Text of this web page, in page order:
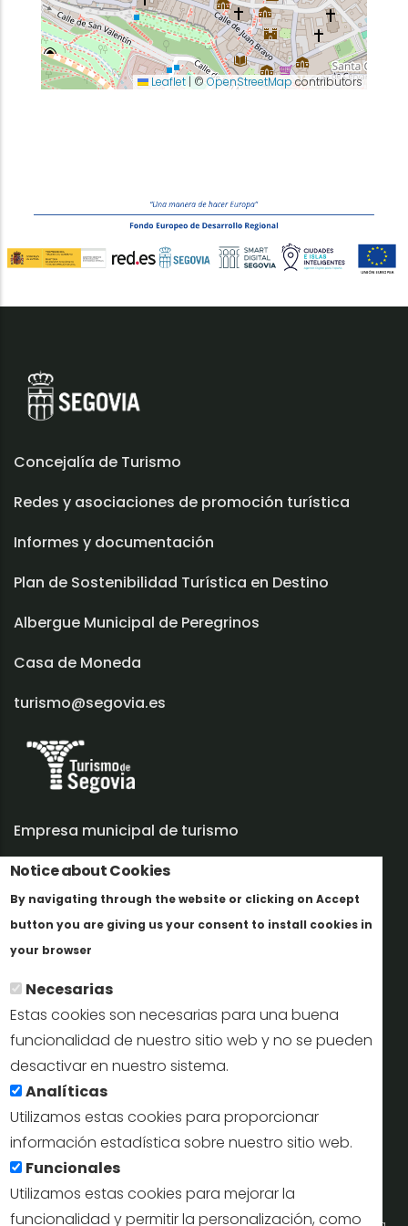
Notice about Cookies
By navigating through the website or clicking on Accept
button you are giving us your consent to install cookies in
your browser
Necesarias
Estas cookies son necesarias para una buena
funcionalidad de nuestro sitio web y no se pueden
desactivar en nuestro sistema.
Analíticas
Utilizamos estas cookies para proporcionar
información estadística sobre nuestro sitio web.
Funcionales
Utilizamos estas cookies para mejorar la
funcionalidad y permitir la personalización, como
Leaflet | ©OpenStreetMapcontributors
Concejalía de Turismo
Redes y asociaciones de promoción turística
Informes y documentación
Plan de Sostenibilidad Turística en Destino
Albergue Municipal de Peregrinos
Casa de Moneda
turismo@segovia.es
Empresa municipal de turismo
Trabaja con nosotros
Informes y documentación
Perfil del contratante
Oficinas de Turismo
reservas@turismodesegovia.com
info@turismodesegovia.com
Aviso legal |